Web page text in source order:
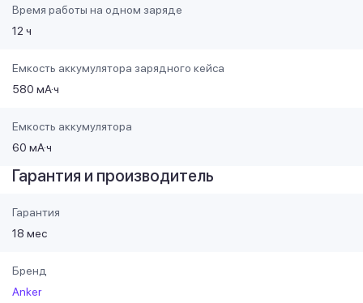
Время работы на одном заряде
12 ч
Емкость аккумулятора зарядного кейса
580 мА·ч
Емкость аккумулятора
60 мА·ч
Гарантия и производитель
Гарантия
18 мес
Бренд
Anker